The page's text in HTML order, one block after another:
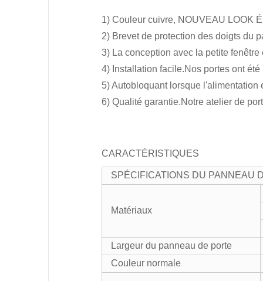
1) Couleur cuivre, NOUVEAU LOOK
2) Brevet de protection des doigts du
3) La conception avec la petite
4) Installation facile.Nos portes ont
5) Autobloquant lorsque
6) Qualité garantie.Notre atelier de
CARACTÉRISTIQUES
SPÉCIFICATIONS DU PANNEAU
Matériaux
Largeur du panneau de porte
Couleur normale